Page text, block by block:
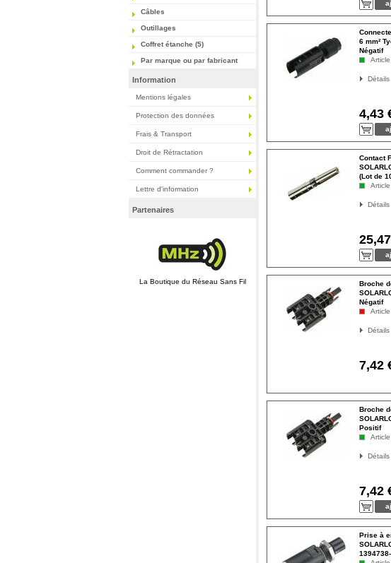
Câbles
Outillages
Coffret étanche (5)
Par marque ou par fabricant
Information
Mentions légales
Protection des données
Frais & Transport
Droit de Rétractation
Comment commander ?
Lettre d'information
Partenaires
La Boutique du Réseau Sans Fil
6 mm²
Négatif
Détails
4,43
Contact
(Lot de
Détails
Broche
Négatif
Détails
7,42
Broche
Positif
Détails
7,42
Prise à